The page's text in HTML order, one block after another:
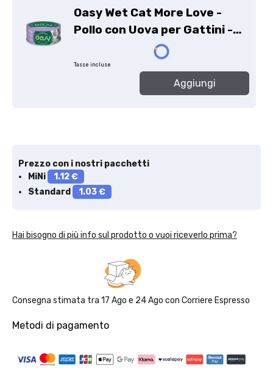
Oasy Wet Cat More Love -
Pollo con Uova per Gattini -
Tasse incluse
Aggiungi
Prezzo con i nostri pacchetti
MiNi
1.12 €
Standard
1.03 €
Hai bisogno di più info sul prodotto o vuoi riceverlo prima?
Consegna stimata tra 17 Ago e 24 Ago con Corriere Espresso
Metodi di pagamento
Solo per te: -5% su Platinum